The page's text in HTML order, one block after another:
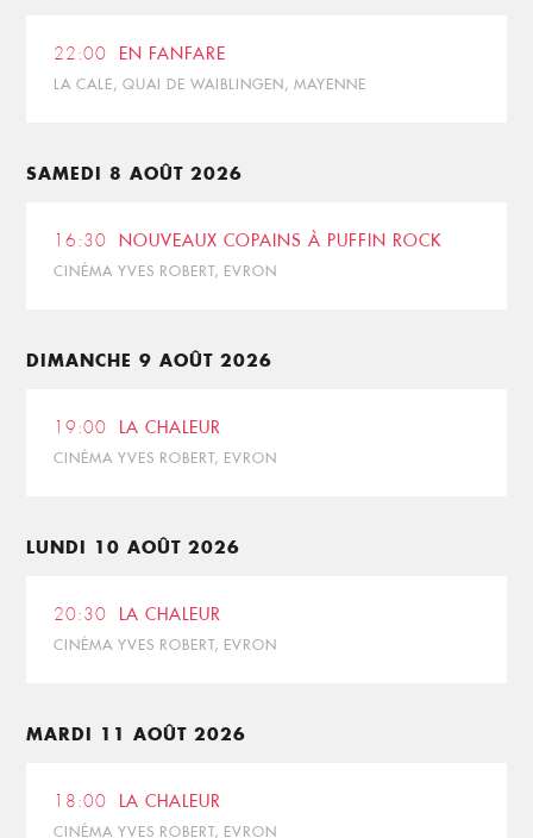
22:00 EN FANFARE
LA CALE, QUAI DE WAIBLINGEN, MAYENNE
SAMEDI 8 AOÛT 2026
16:30 NOUVEAUX COPAINS À PUFFIN ROCK
CINÉMA YVES ROBERT, EVRON
DIMANCHE 9 AOÛT 2026
19:00 LA CHALEUR
CINÉMA YVES ROBERT, EVRON
LUNDI 10 AOÛT 2026
20:30 LA CHALEUR
CINÉMA YVES ROBERT, EVRON
MARDI 11 AOÛT 2026
18:00 LA CHALEUR
CINÉMA YVES ROBERT, EVRON